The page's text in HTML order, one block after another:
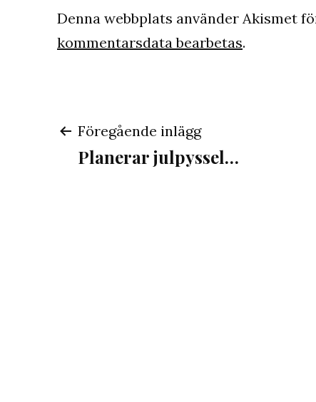
Denna webbplats använder Akismet
kommentarsdata bearbetas.
Föregående inlägg
Planerar julpyssel…